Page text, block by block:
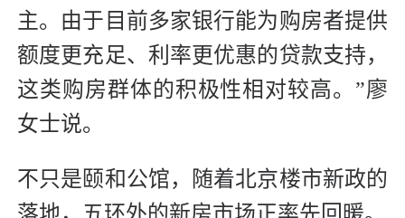
主。由于目前多家银行能为购房者提供
额度更充足、利率更优惠的贷款支持，
这类购房群体的积极性相对较高。”廖
女士说。
不只是颐和公馆，随着北京楼市新政的